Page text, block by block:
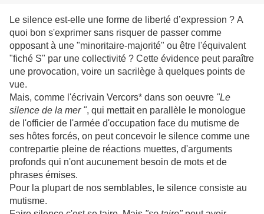
Le silence est-elle une forme de liberté d’expression ? A
quoi bon s'exprimer sans risquer de passer comme
opposant à une "minoritaire-majorité" ou être l'équivalent
"fiché S" par une collectivité ? Cette évidence peut paraître
une provocation, voire un sacrilège à quelques points de
vue.
Mais, comme l'écrivain Vercors* dans son oeuvre "Le
silence de la mer ", qui mettait en parallèle le monologue
de l'officier de l'armée d'occupation face du mutisme de
ses hôtes forcés, on peut concevoir le silence comme une
contrepartie pleine de réactions muettes, d'arguments
profonds qui n'ont aucunement besoin de mots et de
phrases émises.
Pour la plupart de nos semblables, le silence consiste au
mutisme.